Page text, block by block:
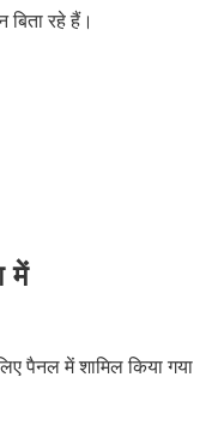
बिता रहे हैं।
में
पैनल में शामिल किया गया